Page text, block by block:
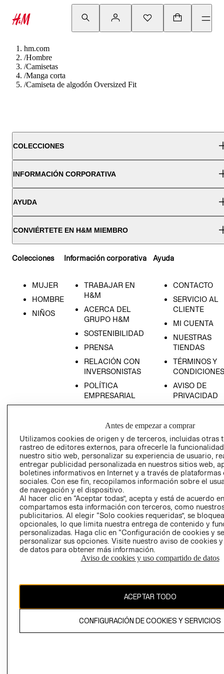
hm.com
/Hombre
/Camisetas
/Manga corta
/Camiseta de algodón Oversized Fit
COLECCIONES
INFORMACIÓN CORPORATIVA
AYUDA
CONVIÉRTETE EN H&M MIEMBRO
Colecciones
MUJER
HOMBRE
NIÑOS
Información corporativa
TRABAJAR EN
H&M
ACERCA DEL
GRUPO H&M
SOSTENIBILIDAD
PRENSA
RELACIÓN CON
INVERSONISTAS
POLÍTICA
EMPRESARIAL
Ayuda
CONTACTO
SERVICIO AL
CLIENTE
MI CUENTA
NUESTRAS
TIENDAS
TÉRMINOS Y
CONDICIONES
AVISO DE
PRIVACIDAD
AVISO DE
LIBRO DE
Ecuador ($)
CAMBIAR REGIÓN
propiedad de H&M Hennes & Mauritz AB.
Antes de empezar a comprar
Utilizamos cookies de origen y de terceros, incluidas otras
rastreo de editores externos, para ofrecerle la
nuestro sitio web, personalizar su experiencia de usuario,
entregar publicidad personalizada en nuestros sitios web,
boletines informativos en Internet y a través de plataformas
sociales. Con ese fin, recopilamos información sobre el
de navegación y el dispositivo.
Al hacer clic en “Aceptar todas”, acepta y está de acuerdo
compartamos esta información con terceros, como
publicitarios. Al elegir “Solo cookies requeridas”, se
opcionales, lo que limita nuestra entrega de contenido y
personalizadas. Haga clic en “Configuración de cookies y
personalizar sus opciones. Visite nuestro aviso de cookies
de datos para obtener más información.
Aviso de cookies y uso compartido de datos
ACEPTAR TODO
CONFIGURACIÓN DE COOKIES Y SERVICIOS